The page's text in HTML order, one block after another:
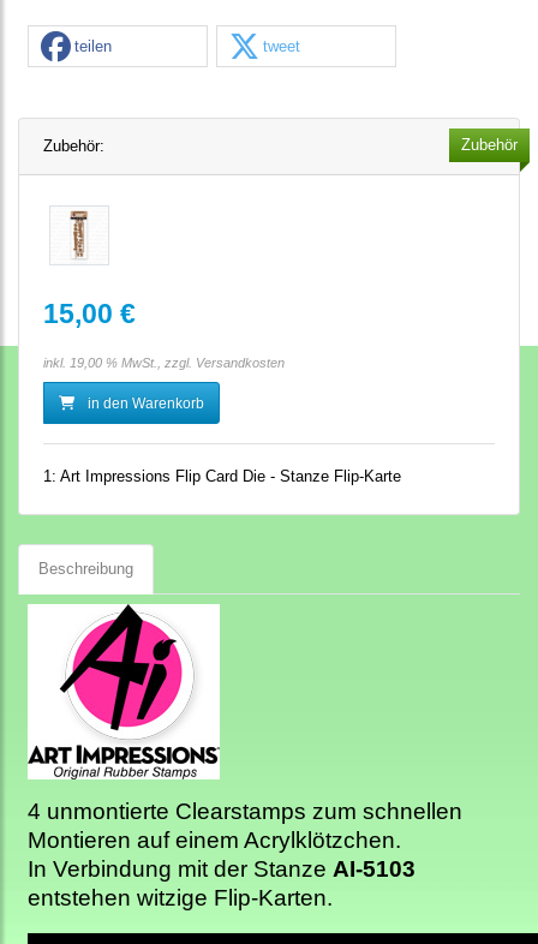
teilen tweet
Zubehör: Zubehör
15,00 €
inkl. 19,00 % MwSt., zzgl. Versandkosten
in den Warenkorb
1: Art Impressions Flip Card Die - Stanze Flip-Karte
Beschreibung
4 unmontierte Clearstamps zum schnellen
Montieren auf einem Acrylklötzchen.
In Verbindung mit der Stanze AI-5103
entstehen witzige Flip-Karten.